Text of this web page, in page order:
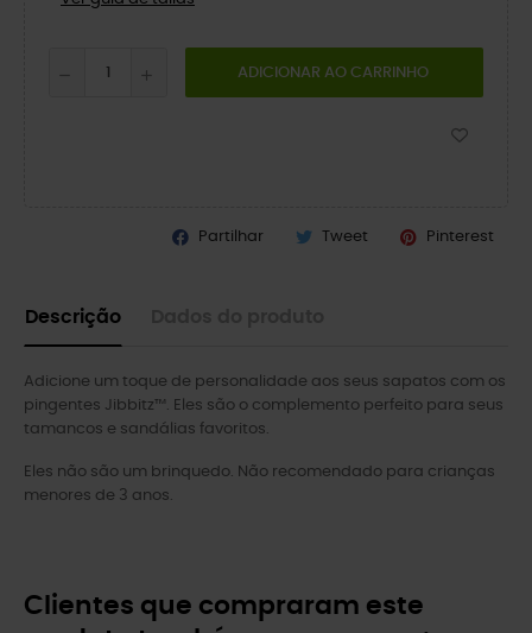
ADICIONAR AO CARRINHO
Partilhar Tweet Pinterest
Descrição
Adicione um toque de personalidade aos seus sapatos com os
pingentes Jibbitz™. Eles são o complemento perfeito para seus
tamancos e sandálias favoritos.
Eles não são um brinquedo. Não recomendado para crianças
menores de 3 anos.
Clientes que compraram este